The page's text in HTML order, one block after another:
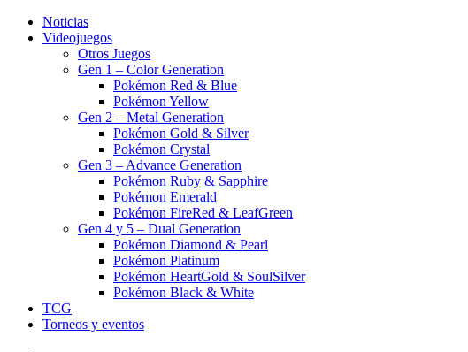
Noticias
Videojuegos
Otros Juegos
Gen 1 – Color Generation
Pokémon Red & Blue
Pokémon Yellow
Gen 2 – Metal Generation
Pokémon Gold & Silver
Pokémon Crystal
Gen 3 – Advance Generation
Pokémon Ruby & Sapphire
Pokémon Emerald
Pokémon FireRed & LeafGreen
Gen 4 y 5 – Dual Generation
Pokémon Diamond & Pearl
Pokémon Platinum
Pokémon HeartGold & SoulSilver
Pokémon Black & White
TCG
Torneos y eventos